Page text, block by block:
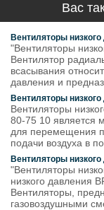
Вас
Вентиляторы
"Вентиляторы
Вентилятор
всасывания
давления и
Вентиляторы
Вентиляторы
80-75 10 является
для перемещения
подачи воздуха в
Вентиляторы
"Вентиляторы
низкого давления
Вентиляторы,
газовоздушными